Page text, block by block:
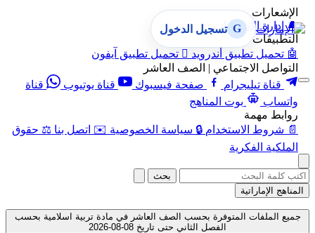
الإشعارات
🔔 إدارة الإشعارات
التطبيقات
🤖 تحميل تطبيق أندرويد  تحميل تطبيق آيفون
التواصل الاجتماعي | الصف العاشر
قناة تيليجرام
صفحة فيسبوك قناة يوتيوب
قناة
واتساب
بوت المناهج
روابط مهمة
📄 شروط الاستخدام 🔒 سياسة الخصوصية ✉️ اتصل بنا ⚖️ حقوق
الملكية الفكرية
G تسجيل الدخول
بحث
المناهج الإماراتية
جميع الملفات المتوفرة بحسب الصف العاشر في مادة تربية اسلامية بحسب
الفصل الثاني حتى تاريخ 08-08-2026